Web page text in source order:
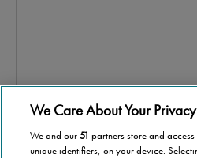
We Care About Your Privacy
We and our51 partners store and
unique identifiers, on your device.